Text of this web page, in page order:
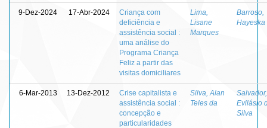
9-Dez-2024 17-Abr-2024
Criança com
deficiência e
assistência social :
uma análise do
Programa Criança
Feliz a partir das
visitas domiciliares
Lima,
Lisane
Marques
Barroso,
Hayeska
6-Mar-2013 13-Dez-2012
Crise capitalista e
assistência social :
concepção e
particularidades
Silva, Alan
Teles da
Salvador,
Evilásio
Silva